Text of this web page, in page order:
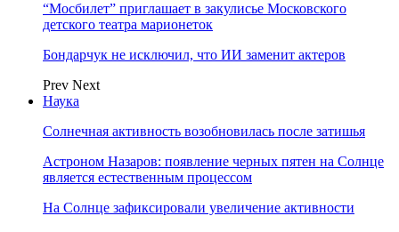
“Мосбилет” приглашает в закулисье Московского
детского театра марионеток
Бондарчук не исключил, что ИИ заменит актеров
Prev Next
Наука
Солнечная активность возобновилась после затишья
Астроном Назаров: появление черных пятен на Солнце
является естественным процессом
На Солнце зафиксировали увеличение активности